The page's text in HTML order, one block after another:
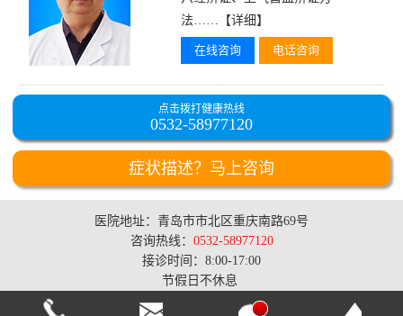
法……
【详细】
在线咨询 电话咨询
点击拨打健康热线
0532-58977120
症状描述？马上咨询
医院地址：青岛市市北区重庆南路69号
咨询热线： 0532-58977120
接诊时间：8:00-17:00
节假日不休息